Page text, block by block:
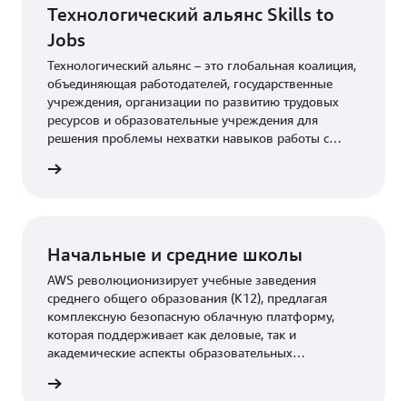
Технологический альянс Skills to
Jobs
Технологический альянс – это глобальная коалиция,
объединяющая работодателей, государственные
учреждения, организации по развитию трудовых
ресурсов и образовательные учреждения для
решения проблемы нехватки навыков работы с
востребованным техническим профессиям
Начальные и средние школы
AWS революционизирует учебные заведения
среднего общего образования (K12), предлагая
комплексную безопасную облачную платформу,
которая поддерживает как деловые, так и
академические аспекты образовательных
оптимизации операций и повышению качества